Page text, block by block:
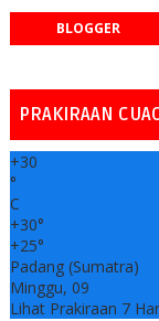
BLOGGER
PRAKIRAAN
+30
°
C
+30°
+25°
Padang (Sumatra)
Minggu, 09
Lihat Prakiraan 7